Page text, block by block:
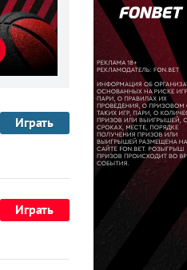
Играть
Играть